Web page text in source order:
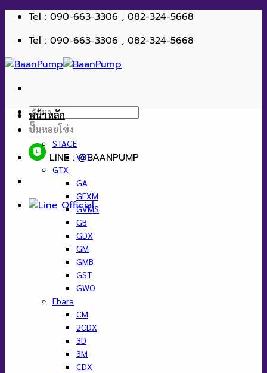
ข้าม
เนื้อหา
Tel : 090-663-3306 , 082-324-5668
Tel : 090-663-3306 , 082-324-5668
ค้นหา:
LINE : @BAANPUMP
หน้าหลัก
ปั๊มหอยโข่ง
STAGE
VST
GTX
GA
GEXM
GVMS
GB
GDX
GM
GMB
GST
GWO
Ebara
CM
2CDX
3D
3M
CDX